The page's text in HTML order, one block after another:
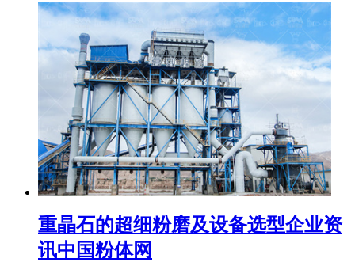
重晶石的超细粉磨及设备选型企业资
讯中国粉体网